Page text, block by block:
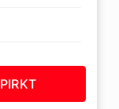
PIRKT